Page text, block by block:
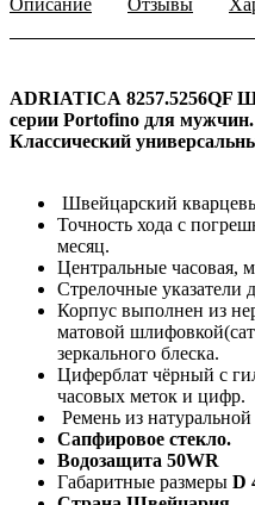
Описание Отзывы
ADRIATICA 8257.5256QF
серии Portofino для мужчин.
Классический
Швейцарский
Точность хода с
месяц.
Центральные часовая,
Стрелочные указатели
Корпус выполнен из
матовой
зеркального блеска.
Циферблат чёрный с
часовых меток и цифр.
Ремень из
Сапфировое стекло.
Водозащита 50WR
Габаритные размеры D